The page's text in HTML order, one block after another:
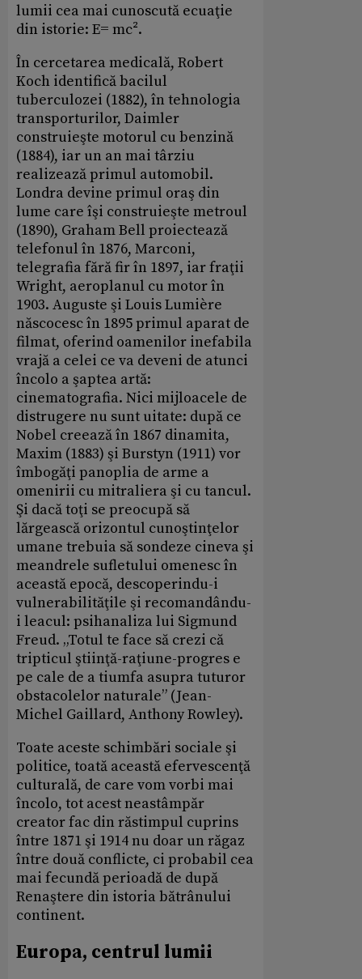
lumii cea mai cunoscută ecuaţie
din istorie: E= mc².
În cercetarea medicală, Robert
Koch identifică bacilul
tuberculozei (1882), în tehnologia
transporturilor, Daimler
construieşte motorul cu benzină
(1884), iar un an mai târziu
realizează primul automobil.
Londra devine primul oraş din
lume care îşi construieşte metroul
(1890), Graham Bell proiectează
telefonul în 1876, Marconi,
telegrafia fără fir în 1897, iar fraţii
Wright, aeroplanul cu motor în
1903. Auguste şi Louis Lumière
născocesc în 1895 primul aparat de
filmat, oferind oamenilor inefabila
vrajă a celei ce va deveni de atunci
încolo a şaptea artă:
cinematografia. Nici mijloacele de
distrugere nu sunt uitate: după ce
Nobel creează în 1867 dinamita,
Maxim (1883) şi Burstyn (1911) vor
îmbogăţi panoplia de arme a
omenirii cu mitraliera şi cu tancul.
Şi dacă toţi se preocupă să
lărgească orizontul cunoştinţelor
umane trebuia să sondeze cineva şi
meandrele sufletului omenesc în
această epocă, descoperindu-i
vulnerabilităţile şi recomandându-
i leacul: psihanaliza lui Sigmund
Freud. „Totul te face să crezi că
tripticul ştiinţă-raţiune-progres e
pe cale de a tiumfa asupra tuturor
obstacolelor naturale” (Jean-
Michel Gaillard, Anthony Rowley).
Toate aceste schimbări sociale şi
politice, toată această efervescenţă
culturală, de care vom vorbi mai
încolo, tot acest neastâmpăr
creator fac din răstimpul cuprins
între 1871 şi 1914 nu doar un răgaz
între două conflicte, ci probabil cea
mai fecundă perioadă de după
Renaştere din istoria bătrânului
continent.
Europa, centrul lumii